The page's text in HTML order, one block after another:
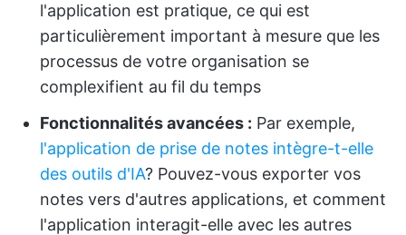
l'application est pratique, ce qui est
particulièrement important à mesure que les
processus de votre organisation se
complexifient au fil du temps
Fonctionnalités avancées : Par exemple,
l'application de prise de notes intègre-t-elle
des outils d'IA? Pouvez-vous exporter vos
notes vers d'autres applications, et comment
l'application interagit-elle avec les autres